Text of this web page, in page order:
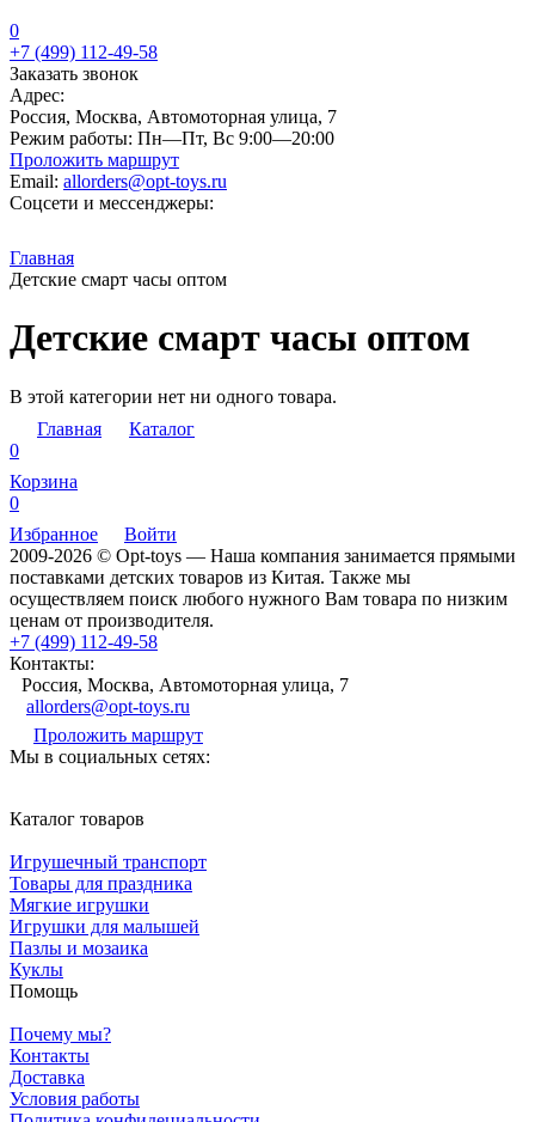
0
+7 (499) 112-49-58
Заказать звонок
Адрес:
Россия, Москва, Автомоторная улица, 7
Режим работы: Пн—Пт, Вс 9:00—20:00
Проложить маршрут
Email: allorders@opt-toys.ru
Соцсети и мессенджеры:
Главная
Детские смарт часы оптом
Детские смарт часы оптом
В этой категории нет ни одного товара.
Главная
Каталог
0
Корзина
0
Избранное
Войти
2009-2026 © Opt-toys — Наша компания занимается прямыми
поставками детских товаров из Китая. Также мы
осуществляем поиск любого нужного Вам товара по низким
ценам от производителя.
+7 (499) 112-49-58
Контакты:
Россия, Москва, Автомоторная улица, 7
allorders@opt-toys.ru
Проложить маршрут
Мы в социальных сетях:
Каталог товаров
Игрушечный транспорт
Товары для праздника
Мягкие игрушки
Игрушки для малышей
Пазлы и мозаика
Куклы
Помощь
Почему мы?
Контакты
Доставка
Условия работы